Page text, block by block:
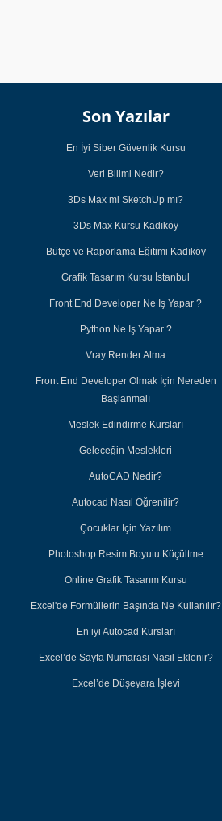
Son Yazılar
En İyi Siber Güvenlik Kursu
Veri Bilimi Nedir?
3Ds Max mi SketchUp mı?
3Ds Max Kursu Kadıköy
Bütçe ve Raporlama Eğitimi Kadıköy
Grafik Tasarım Kursu İstanbul
Front End Developer Ne İş Yapar ?
Python Ne İş Yapar ?
Vray Render Alma
Front End Developer Olmak İçin Nereden
Başlanmalı
Meslek Edindirme Kursları
Geleceğin Meslekleri
AutoCAD Nedir?
Autocad Nasıl Öğrenilir?
Çocuklar İçin Yazılım
Photoshop Resim Boyutu Küçültme
Online Grafik Tasarım Kursu
Excel'de Formüllerin Başında Ne Kullanılır?
En iyi Autocad Kursları
Excel’de Sayfa Numarası Nasıl Eklenir?
Excel’de Düşeyara İşlevi